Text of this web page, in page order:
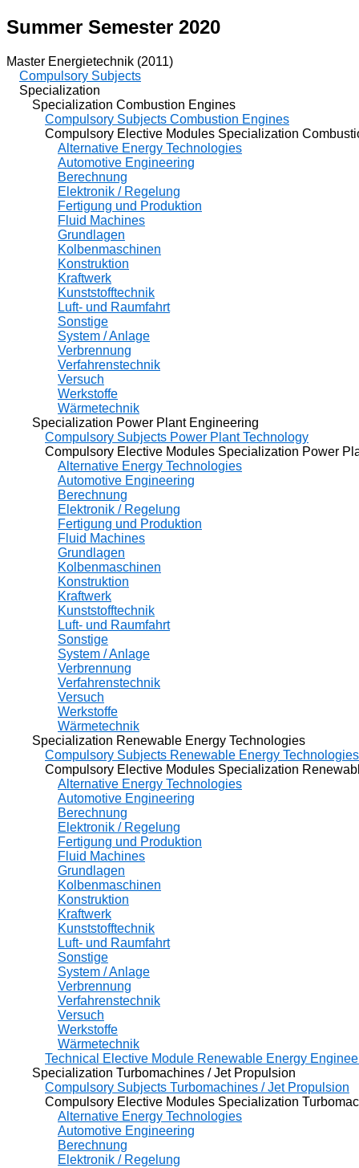
Summer Semester 2020
Master Energietechnik (2011)
Compulsory Subjects
Specialization
Specialization Combustion Engines
Compulsory Subjects Combustion Engines
Compulsory Elective Modules Specialization
Alternative Energy Technologies
Automotive Engineering
Berechnung
Elektronik / Regelung
Fertigung und Produktion
Fluid Machines
Grundlagen
Kolbenmaschinen
Konstruktion
Kraftwerk
Kunststofftechnik
Luft- und Raumfahrt
Sonstige
System / Anlage
Verbrennung
Verfahrenstechnik
Versuch
Werkstoffe
Wärmetechnik
Specialization Power Plant Engineering
Compulsory Subjects Power Plant Technology
Compulsory Elective Modules Specialization Power
Alternative Energy Technologies
Automotive Engineering
Berechnung
Elektronik / Regelung
Fertigung und Produktion
Fluid Machines
Grundlagen
Kolbenmaschinen
Konstruktion
Kraftwerk
Kunststofftechnik
Luft- und Raumfahrt
Sonstige
System / Anlage
Verbrennung
Verfahrenstechnik
Versuch
Werkstoffe
Wärmetechnik
Specialization Renewable Energy Technologies
Compulsory Subjects Renewable Energy Technologies
Compulsory Elective Modules Specialization
Alternative Energy Technologies
Automotive Engineering
Berechnung
Elektronik / Regelung
Fertigung und Produktion
Fluid Machines
Grundlagen
Kolbenmaschinen
Konstruktion
Kraftwerk
Kunststofftechnik
Luft- und Raumfahrt
Sonstige
System / Anlage
Verbrennung
Verfahrenstechnik
Versuch
Werkstoffe
Wärmetechnik
Technical Elective Module Renewable Energy
Specialization Turbomachines / Jet Propulsion
Compulsory Subjects Turbomachines / Jet Propulsion
Compulsory Elective Modules Specialization
Alternative Energy Technologies
Automotive Engineering
Berechnung
Elektronik / Regelung